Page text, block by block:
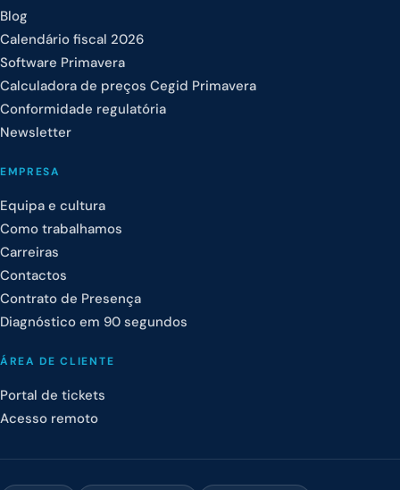
Blog
Calendário fiscal 2026
Software Primavera
Calculadora de preços Cegid Primavera
Conformidade regulatória
Newsletter
EMPRESA
Equipa e cultura
Como trabalhamos
Carreiras
Contactos
Contrato de Presença
Diagnóstico em 90 segundos
ÁREA DE CLIENTE
Portal de tickets
Acesso remoto